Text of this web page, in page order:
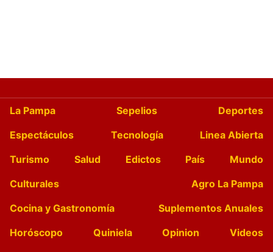
La Pampa Sepelios
Deportes
Espectáculos
Tecnología
Linea Abierta
Turismo
Salud Edictos País
Mundo
Culturales
Agro La Pampa
Cocina y Gastronomía
Suplementos Anuales
Horóscopo
Quiniela Opinion
Videos